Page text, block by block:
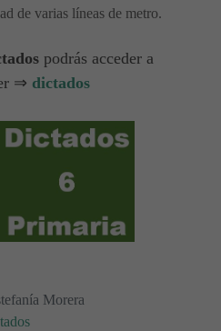
de varias líneas de metro.
podrás acceder a
⇒ dictados
Morera